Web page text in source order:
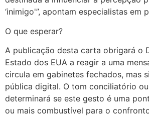
‘inimigo'”, apontam especialistas em
O que esperar?
A publicação desta carta obrigará o
Estado dos EUA a reagir a uma
circula em gabinetes fechados, mas
pública digital. O tom conciliatório
determinará se este gesto é uma
ou mais combustível para o